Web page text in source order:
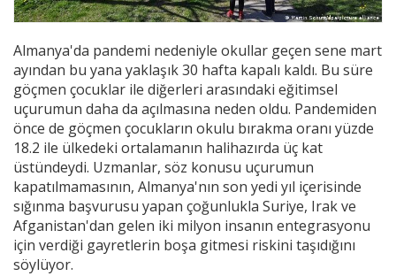
Almanya'da pandemi nedeniyle okullar geçen sene mart
ayından bu yana yaklaşık 30 hafta kapalı kaldı. Bu süre
göçmen çocuklar ile diğerleri arasındaki eğitimsel
uçurumun daha da açılmasına neden oldu. Pandemiden
önce de göçmen çocukların okulu bırakma oranı yüzde
18.2 ile ülkedeki ortalamanın halihazırda üç kat
üstündeydi. Uzmanlar, söz konusu uçurumun
kapatılmamasının, Almanya'nın son yedi yıl içerisinde
sığınma başvurusu yapan çoğunlukla Suriye, Irak ve
Afganistan'dan gelen iki milyon insanın entegrasyonu
için verdiği gayretlerin boşa gitmesi riskini taşıdığını
söylüyor.